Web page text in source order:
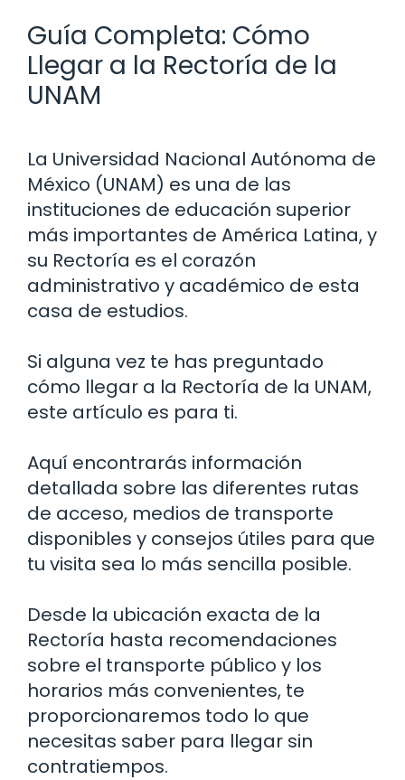
Guía Completa: Cómo
Llegar a la Rectoría de la
UNAM
La Universidad Nacional Autónoma de
México (UNAM) es una de las
instituciones de educación superior
más importantes de América Latina, y
su Rectoría es el corazón
administrativo y académico de esta
casa de estudios.
Si alguna vez te has preguntado
cómo llegar a la Rectoría de la UNAM,
este artículo es para ti.
Aquí encontrarás información
detallada sobre las diferentes rutas
de acceso, medios de transporte
disponibles y consejos útiles para que
tu visita sea lo más sencilla posible.
Desde la ubicación exacta de la
Rectoría hasta recomendaciones
sobre el transporte público y los
horarios más convenientes, te
proporcionaremos todo lo que
necesitas saber para llegar sin
contratiempos.